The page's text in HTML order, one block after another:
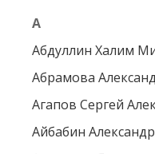
А
Абдуллин Халим
Абрамова
Агапов Сергей
Айбабин